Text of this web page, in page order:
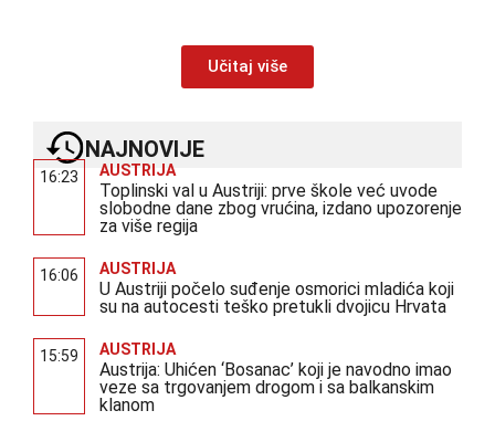
Učitaj više
NAJNOVIJE
16:23 AUSTRIJA
Toplinski val u Austriji: prve škole već uvode
slobodne dane zbog vrućina, izdano upozorenje
za više regija
16:06 AUSTRIJA
U Austriji počelo suđenje osmorici mladića koji
su na autocesti teško pretukli dvojicu Hrvata
15:59 AUSTRIJA
Austrija: Uhićen ‘Bosanac’ koji je navodno imao
veze sa trgovanjem drogom i sa balkanskim
klanom